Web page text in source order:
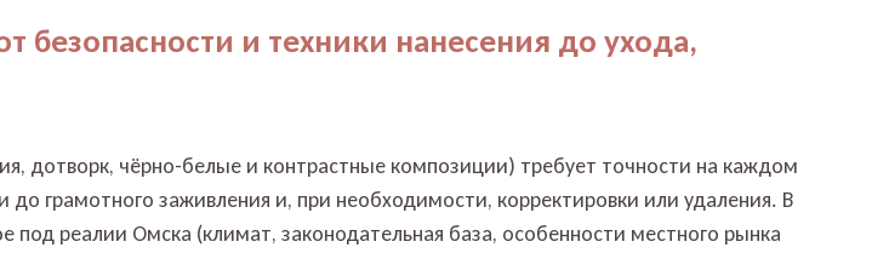
безопасности и техники нанесения до ухода,
дотворк, чёрно-белые и контрастные композиции) требует точности на каждом
грамотного заживления и, при необходимости, корректировки или удаления. В
под реалии Омска (климат, законодательная база, особенности местного рынка